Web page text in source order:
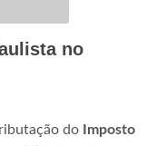
no
do Imposto